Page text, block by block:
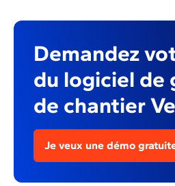
Demandez
du logiciel de
de chantier
Je veux une démo